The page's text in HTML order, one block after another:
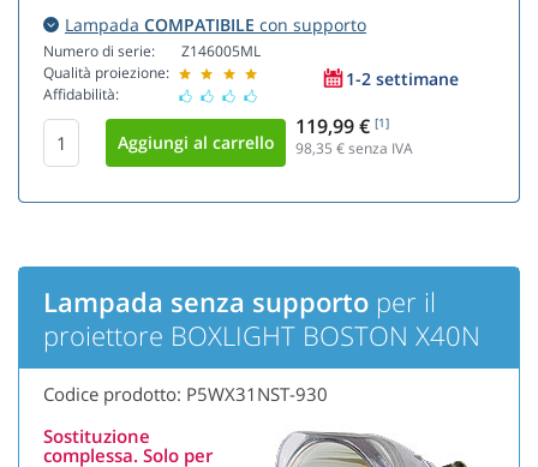
Lampada COMPATIBILE con supporto
Numero di serie:
Qualità proiezione:
Affidabilità:
Z146005ML
1-2 settimane
119,99 € [1]
98,35 € senza IVA
Lampada senza supporto per il
proiettore BOXLIGHT BOSTON X40N
Codice prodotto: P5WX31NST-930
Sostituzione
complessa. Solo per